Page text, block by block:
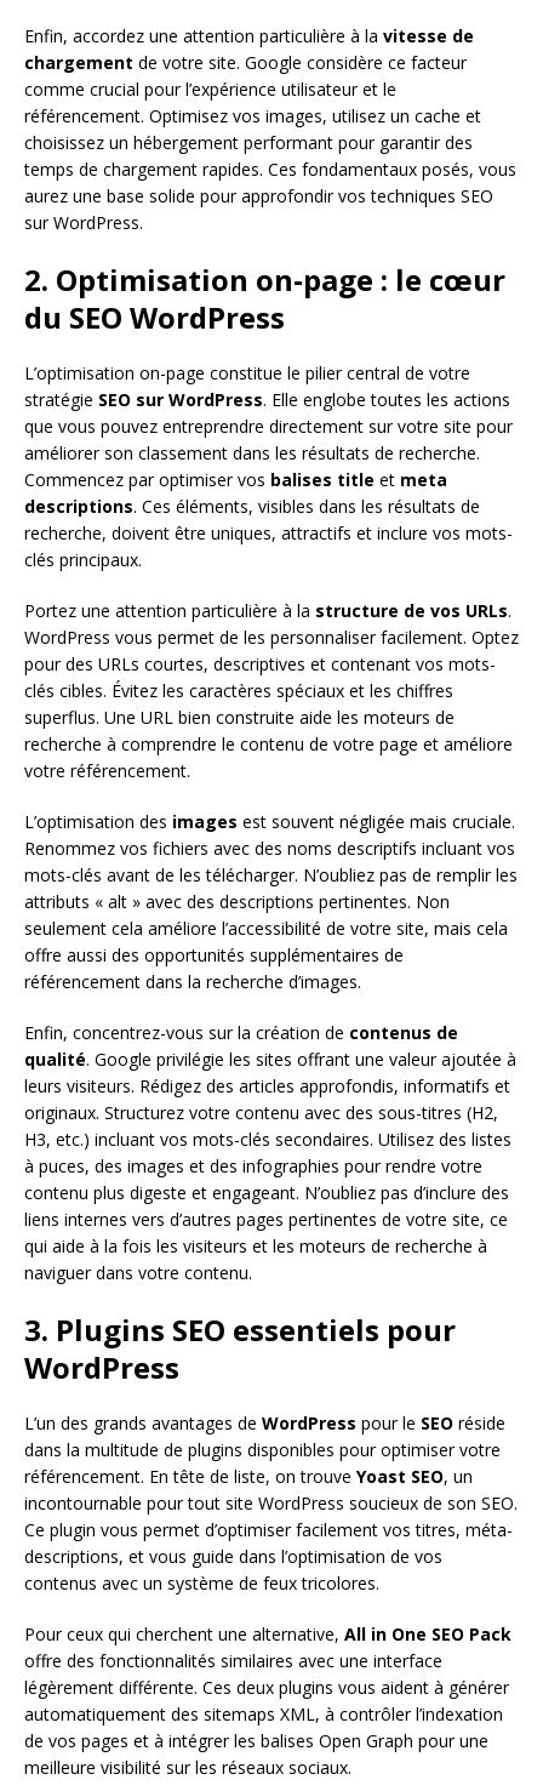
Enfin, accordez une attention particulière à la vitesse de
chargement de votre site. Google considère ce facteur
comme crucial pour l’expérience utilisateur et le
référencement. Optimisez vos images, utilisez un cache et
choisissez un hébergement performant pour garantir des
temps de chargement rapides. Ces fondamentaux posés, vous
aurez une base solide pour approfondir vos techniques SEO
sur WordPress.
2. Optimisation on-page : le cœur
du SEO WordPress
L’optimisation on-page constitue le pilier central de votre
stratégie SEO sur WordPress. Elle englobe toutes les actions
que vous pouvez entreprendre directement sur votre site pour
améliorer son classement dans les résultats de recherche.
Commencez par optimiser vos balises title et meta
descriptions. Ces éléments, visibles dans les résultats de
recherche, doivent être uniques, attractifs et inclure vos mots-
clés principaux.
Portez une attention particulière à la structure de vos URLs.
WordPress vous permet de les personnaliser facilement. Optez
pour des URLs courtes, descriptives et contenant vos mots-
clés cibles. Évitez les caractères spéciaux et les chiffres
superflus. Une URL bien construite aide les moteurs de
recherche à comprendre le contenu de votre page et améliore
votre référencement.
L’optimisation des images est souvent négligée mais cruciale.
Renommez vos fichiers avec des noms descriptifs incluant vos
mots-clés avant de les télécharger. N’oubliez pas de remplir les
attributs « alt » avec des descriptions pertinentes. Non
seulement cela améliore l’accessibilité de votre site, mais cela
offre aussi des opportunités supplémentaires de
référencement dans la recherche d’images.
Enfin, concentrez-vous sur la création de contenus de
qualité. Google privilégie les sites offrant une valeur ajoutée à
leurs visiteurs. Rédigez des articles approfondis, informatifs et
originaux. Structurez votre contenu avec des sous-titres (H2,
H3, etc.) incluant vos mots-clés secondaires. Utilisez des listes
à puces, des images et des infographies pour rendre votre
contenu plus digeste et engageant. N’oubliez pas d’inclure des
liens internes vers d’autres pages pertinentes de votre site, ce
qui aide à la fois les visiteurs et les moteurs de recherche à
naviguer dans votre contenu.
3. Plugins SEO essentiels pour
WordPress
L’un des grands avantages de WordPress pour le SEO réside
dans la multitude de plugins disponibles pour optimiser votre
référencement. En tête de liste, on trouve Yoast SEO, un
incontournable pour tout site WordPress soucieux de son SEO.
Ce plugin vous permet d’optimiser facilement vos titres, méta-
descriptions, et vous guide dans l’optimisation de vos
contenus avec un système de feux tricolores.
Pour ceux qui cherchent une alternative, All in One SEO Pack
offre des fonctionnalités similaires avec une interface
légèrement différente. Ces deux plugins vous aident à générer
automatiquement des sitemaps XML, à contrôler l’indexation
de vos pages et à intégrer les balises Open Graph pour une
meilleure visibilité sur les réseaux sociaux.